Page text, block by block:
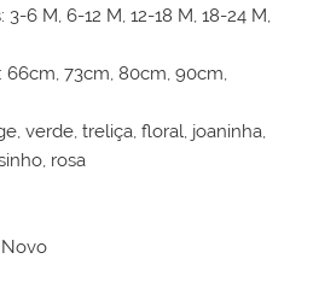
6 M, 6-12 M, 12-18 M, 18-24 M,
66cm, 73cm, 80cm, 90cm,
verde, treliça, floral, joaninha,
rosa